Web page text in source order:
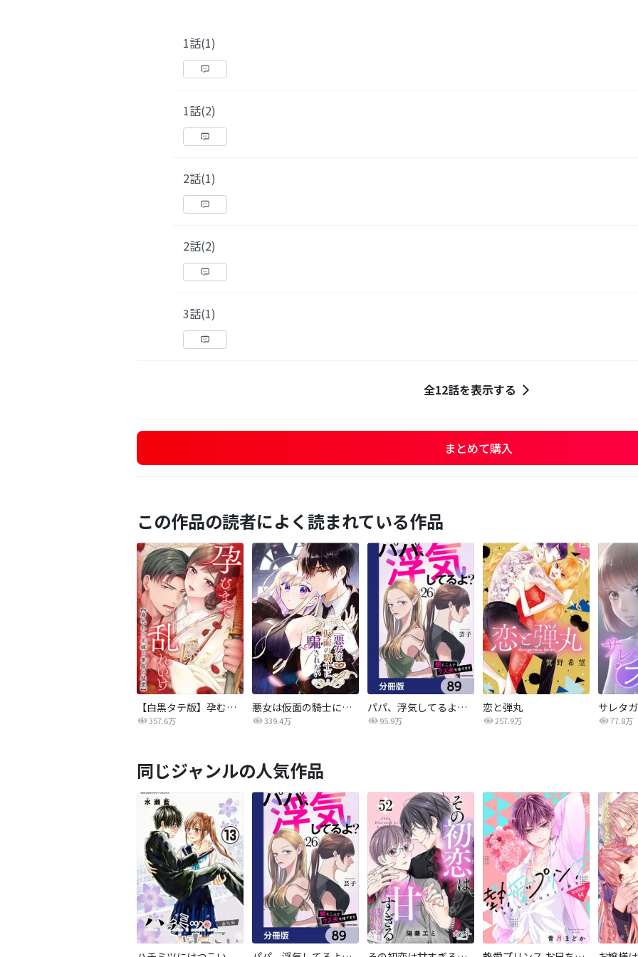
1話(1)
1話(2)
2話(1)
2話(2)
3話(1)
全12話を表示する
まとめて購入
この作品の読者によく読まれている作品
【白黒タテ版】孕むまで乱れいけ～身代わり花嫁と軍服の猛愛
357.6万
悪女は仮面の騎士に騙されない
339.4万
パパ、浮気してるよ？娘と二人でクズ夫を捨てます【分冊版】
95.9万
恋と弾丸
257.9万 77.8万
同じジャンルの人気作品